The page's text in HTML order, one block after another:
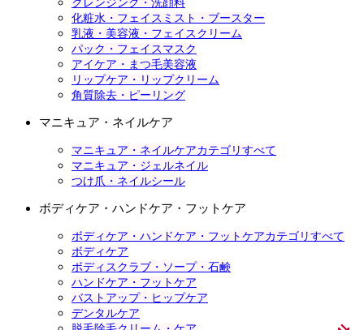
クレンジング・洗顔料
化粧水・フェイスミスト・ブースター
乳液・美容液・フェイスクリーム
パック・フェイスマスク
アイケア・まつ毛美容液
リップケア・リップクリーム
角質除去・ピーリング
マニキュア・ネイルケア
マニキュア・ネイルケアカテゴリすべて
マニキュア・ジェルネイル
つけ爪・ネイルシール
ボディケア・ハンドケア・フットケア
ボディケア・ハンドケア・フットケアカテゴリすべて
ボディケア
ボディスクラブ・ソープ・石鹸
ハンドケア・フットケア
バストアップ・ヒップケア
デンタルケア